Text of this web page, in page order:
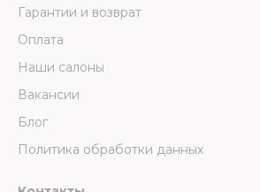
Гарантии и возврат
Оплата
Наши салоны
Вакансии
Блог
Политика обработки данных